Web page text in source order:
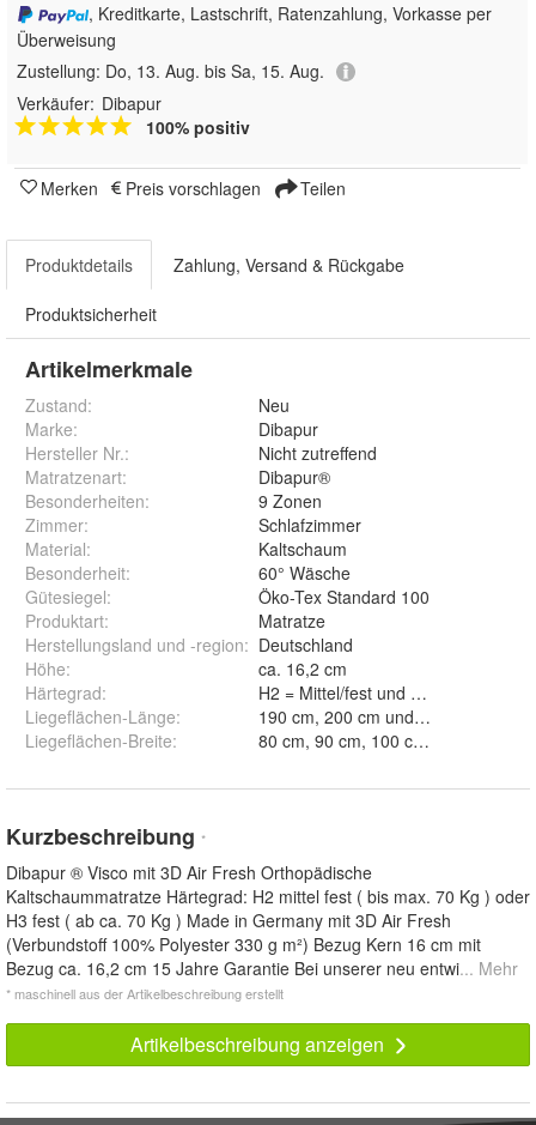
, Kreditkarte, Lastschrift, Ratenzahlung, Vorkasse per
Überweisung
Zustellung: Do, 13. Aug. bis Sa, 15. Aug.
Verkäufer: Dibapur
100% positiv
Merken Preis vorschlagen Teilen
Produktdetails Zahlung, Versand & Rückgabe
Produktsicherheit
Artikelmerkmale
Zustand:
Neu
Marke:
Dibapur
Hersteller Nr.:
Nicht zutreffend
Matratzenart:
Dibapur®
Besonderheiten:
9 Zonen
Zimmer:
Schlafzimmer
Material:
Kaltschaum
Besonderheit:
60° Wäsche
Gütesiegel:
Öko-Tex Standard 100
Produktart:
Matratze
Herstellungsland und -region: Deutschland
Höhe:
ca. 16,2 cm
Härtegrad:
H2 = Mittel/fest und H3 = fest
Liegeflächen-Länge:
190 cm, 200 cm und 180 cm
Liegeflächen-Breite: 80 cm, 90 cm, 100 cm, 120 cm,
Kurzbeschreibung *
Dibapur ® Visco mit 3D Air Fresh Orthopädische
Kaltschaummatratze Härtegrad: H2 mittel fest ( bis max. 70 Kg ) oder
H3 fest ( ab ca. 70 Kg ) Made in Germany mit 3D Air Fresh
(Verbundstoff 100% Polyester 330 g m²) Bezug Kern 16 cm mit
Bezug ca. 16,2 cm 15 Jahre Garantie Bei unserer neu entwi... Mehr
* maschinell aus der Artikelbeschreibung erstellt
Artikelbeschreibung anzeigen